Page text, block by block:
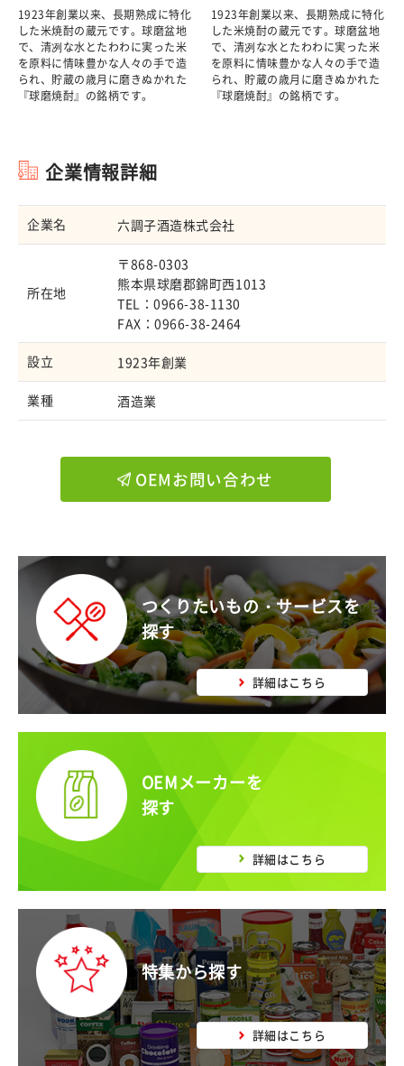
1923年創業以来、長期熟成に特化
した米焼酎の蔵元です。球磨盆地
で、清冽な水とたわわに実った米
を原料に情味豊かな人々の手で造
られ、貯蔵の歳月に磨きぬかれた
『球磨焼酎』の銘柄です。
1923年創業以来、長期熟成に特化
した米焼酎の蔵元です。球磨盆地
で、清冽な水とたわわに実った米
を原料に情味豊かな人々の手で造
られ、貯蔵の歳月に磨きぬかれた
『球磨焼酎』の銘柄です。
企業情報詳細
企業名 六調子酒造株式会社
所在地
〒868-0303
熊本県球磨郡錦町西1013
TEL：0966-38-1130
FAX：0966-38-2464
設立 1923年創業
業種 酒造業
OEMお問い合わせ
つくりたいもの・サービスを
探す
詳細はこちら
OEMメーカーを
探す
詳細はこちら
特集から探す
詳細はこちら